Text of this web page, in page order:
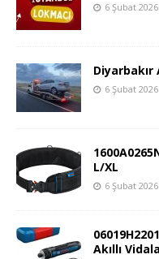
6 Şubat 2026
6 Şubat 2026
L/XL
6 Şubat 2026
Akıllı